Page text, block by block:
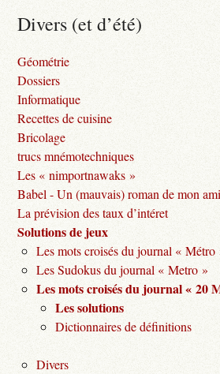
Divers (et d’été)
Géométrie
Dossiers
Informatique
Recettes de cuisine
Bricolage
trucs mnémotechniques
Les « nimportnawaks »
Babel - Un (mauvais) roman de mon
La prévision des taux d’intéret
Solutions de jeux
Les mots croisés du journal « Métro
Les Sudokus du journal « Metro »
Les mots croisés du journal « 20
Les solutions
Dictionnaires de définitions
Divers